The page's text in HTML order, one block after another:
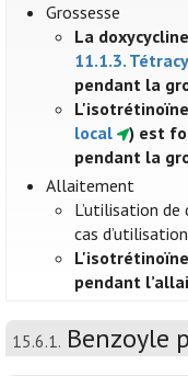
Grossesse
La
11.1.3.
pendant la
local
) est
pendant la
Allaitement
L’utilisation
cas
pendant
15.6.1. Benzoyle